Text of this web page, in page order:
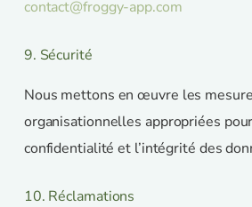
contact@froggy-app.com
9. Sécurité
Nous mettons en œuvre les
organisationnelles appropriées
confidentialité et l’intégrité des
10. Réclamations